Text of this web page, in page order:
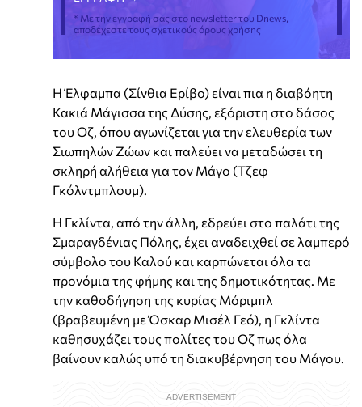
* Με την εγγραφή σας στο newsletter του Dnews,
αποδέχεστε τους σχετικούς όρους χρήσης
Η Έλφαμπα (Σίνθια Ερίβο) είναι πια η διαβόητη
Κακιά Μάγισσα της Δύσης, εξόριστη στο δάσος
του Οζ, όπου αγωνίζεται για την ελευθερία των
Σιωπηλών Ζώων και παλεύει να μεταδώσει τη
σκληρή αλήθεια για τον Μάγο (Τζεφ
Γκόλντμπλουμ).
Η Γκλίντα, από την άλλη, εδρεύει στο παλάτι της
Σμαραγδένιας Πόλης, έχει αναδειχθεί σε λαμπερό
σύμβολο του Καλού και καρπώνεται όλα τα
προνόμια της φήμης και της δημοτικότητας. Με
την καθοδήγηση της κυρίας Μόριμπλ
(βραβευμένη με Όσκαρ Μισέλ Γεό), η Γκλίντα
καθησυχάζει τους πολίτες του Οζ πως όλα
βαίνουν καλώς υπό τη διακυβέρνηση του Μάγου.